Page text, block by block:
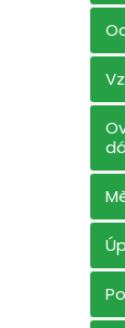
l